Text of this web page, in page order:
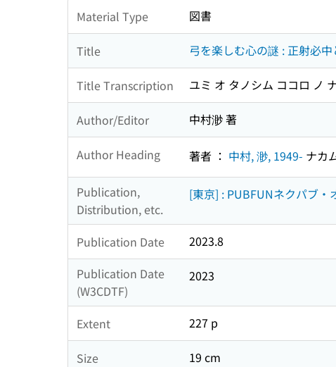
Material Type 図書
Title 弓を楽しむ心の謎 : 正射必
Title Transcription ユミ オ タノシム ココロ ノ
Author/Editor 中村渺 著
Author Heading 著者 ： 中村, 渺, 1949- ナカ
Publication,
Distribution, etc.
[東京] : PUBFUNネクパブ・
Publication Date
2023.8
Publication Date
(W3CDTF)
2023
Extent 227 p
Size
19 cm